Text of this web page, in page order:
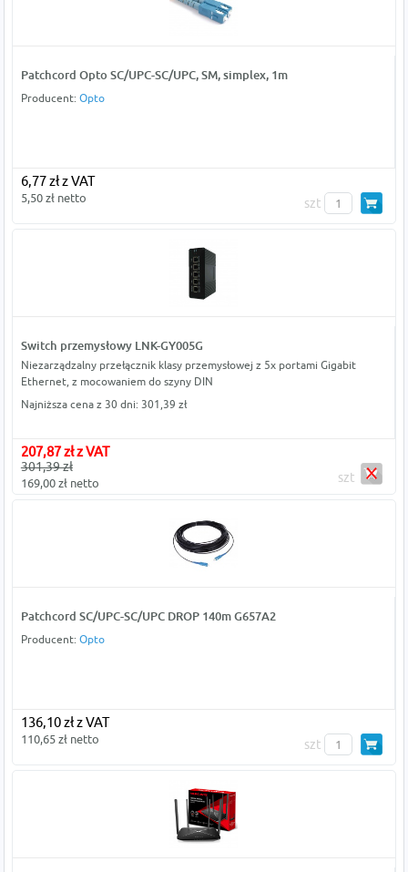
Patchcord Opto SC/UPC-SC/UPC, SM, simplex, 1m
Producent: Opto
6,77 zł z VAT
5,50 zł netto szt
Switch przemysłowy LNK-GY005G
Niezarządzalny przełącznik klasy przemysłowej z 5x portami Gigabit
Ethernet, z mocowaniem do szyny DIN
Najniższa cena z 30 dni: 301,39 zł
207,87 zł z VAT
301,39 zł
169,00 zł netto
szt
Patchcord SC/UPC-SC/UPC DROP 140m G657A2
Producent: Opto
136,10 zł z VAT
110,65 zł netto szt